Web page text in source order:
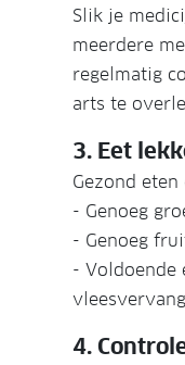
Slik je
meerdere
regelmatig
arts te
3. Eet
Gezond
- Genoeg
- Genoeg
- Voldoende
4.